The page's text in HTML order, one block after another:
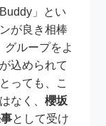
」とい
が良き相棒
グループをよ
込められて
っても、こ
なく、櫻坂
として受け